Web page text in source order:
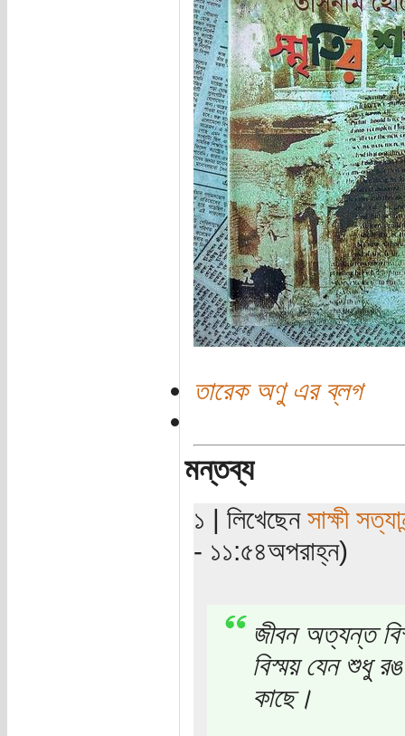
তারেক অণু এর ব্লগ
মন্তব্য
১ | লিখেছেন সাক্ষী
- ১১:৫৪অপরাহ্ন)
জীবন অত্যন্ত
বিস্ময় যেন শুধু
কাছে।